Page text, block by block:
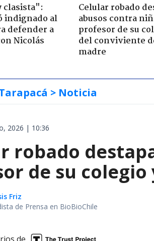
clasista":
indignado al
defender a
Nicolás
Celular robado
abusos contra
profesor de su
del conviviente
madre
> Noticia
2026 | 10:36
robado
de su
Friz
de Prensa en BioBioChile